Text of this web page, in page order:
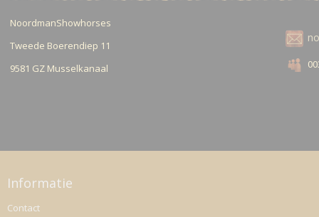
NoordmanShowhorses
Tweede Boerendiep 11
9581 GZ Musselkanaal
Informatie
Contact